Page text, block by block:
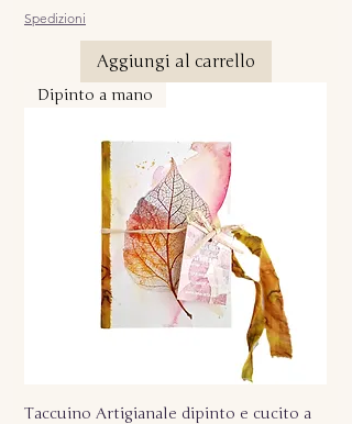
Spedizioni
Aggiungi al carrello
Dipinto a mano
Taccuino Artigianale dipinto e cucito a